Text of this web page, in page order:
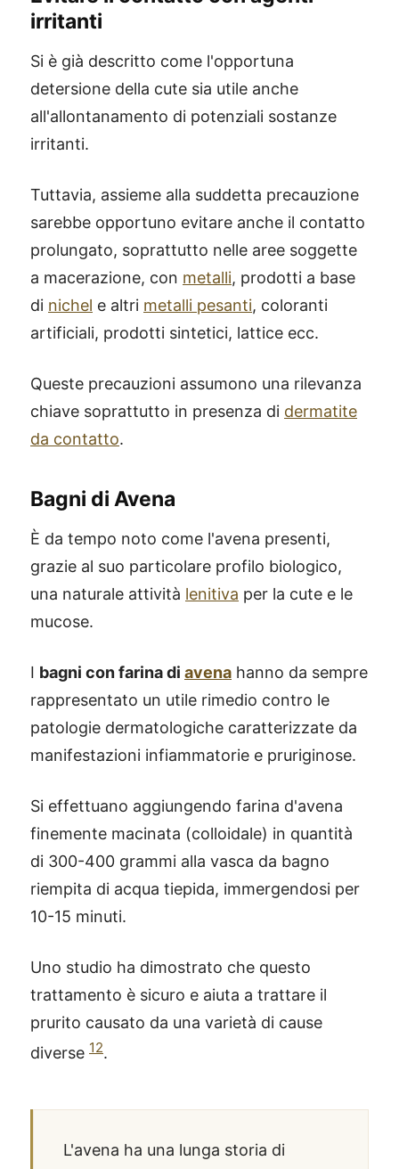
irritanti
Si è già descritto come l'opportuna
detersione della cute sia utile anche
all'allontanamento di potenziali sostanze
irritanti.
Tuttavia, assieme alla suddetta precauzione
sarebbe opportuno evitare anche il contatto
prolungato, soprattutto nelle aree soggette
a macerazione, con metalli, prodotti a base
di nichel e altri metalli pesanti, coloranti
artificiali, prodotti sintetici, lattice ecc.
Queste precauzioni assumono una rilevanza
chiave soprattutto in presenza di dermatite
da contatto.
Bagni di Avena
È da tempo noto come l'avena presenti,
grazie al suo particolare profilo biologico,
una naturale attività lenitiva per la cute e le
mucose.
I bagni con farina di avena hanno da sempre
rappresentato un utile rimedio contro le
patologie dermatologiche caratterizzate da
manifestazioni infiammatorie e pruriginose.
Si effettuano aggiungendo farina d'avena
finemente macinata (colloidale) in quantità
di 300-400 grammi alla vasca da bagno
riempita di acqua tiepida, immergendosi per
10-15 minuti.
Uno studio ha dimostrato che questo
trattamento è sicuro e aiuta a trattare il
prurito causato da una varietà di cause
diverse 12.
L'avena ha una lunga storia di